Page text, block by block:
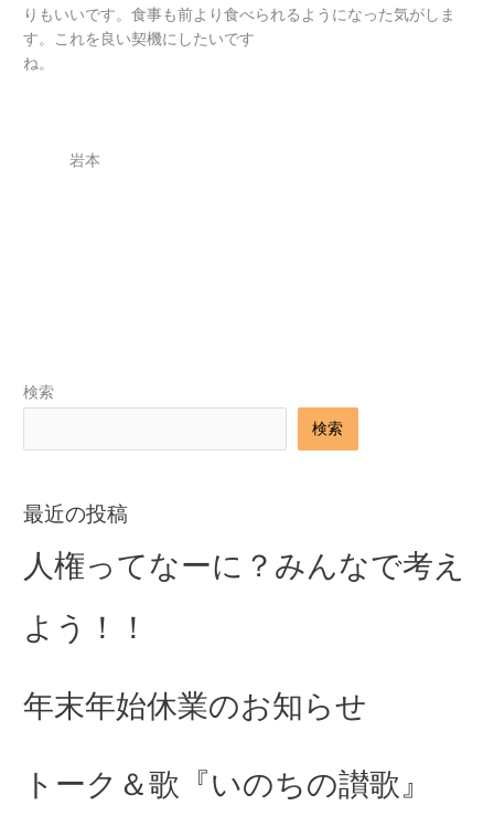
りもいいです。食事も前より食べられるようになった気がしま
す。これを良い契機にしたいです
ね。
岩本
検索
検索
最近の投稿
人権ってなーに？みんなで考え
よう！！
年末年始休業のお知らせ
トーク＆歌『いのちの讃歌』